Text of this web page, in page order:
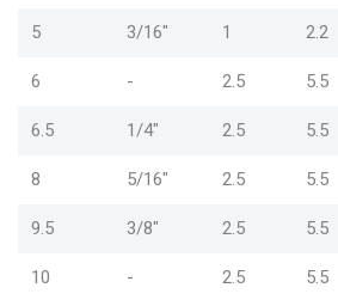
5 3/16" 1 2.2
6 - 2.5 5.5
6.5 1/4" 2.5 5.5
8 5/16" 2.5 5.5
9.5 3/8" 2.5 5.5
10 - 2.5 5.5